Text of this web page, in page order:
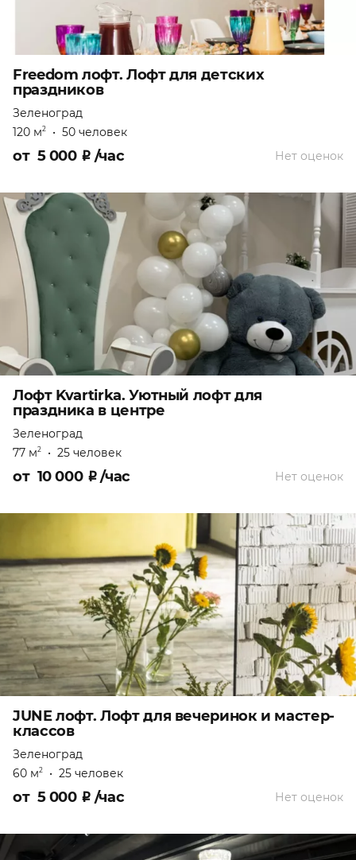
Freedom лофт. Лофт для детских
праздников
Зеленоград
120 м2 • 50 человек
Нет оценок
от 5 000 ₽ /час
Лофт Kvartirka. Уютный лофт для
праздника в центре
Зеленоград
77 м2 • 25 человек
Нет оценок
от 10 000 ₽/час
JUNE лофт. Лофт для вечеринок и мастер-
классов
Зеленоград
60 м2 • 25 человек
Нет оценок
от 5 000 ₽ /час